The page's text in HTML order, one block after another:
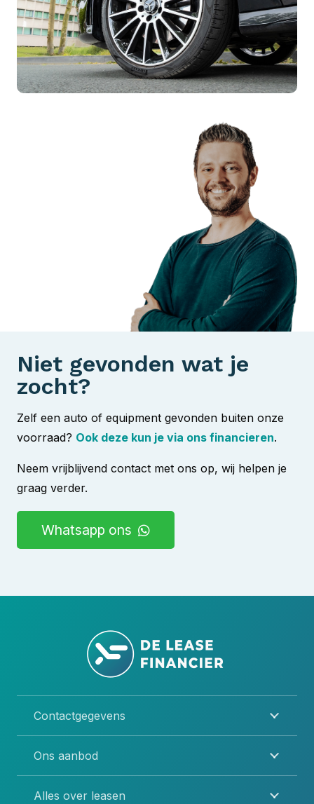
Niet gevonden wat je
zocht?
Zelf een auto of equipment gevonden buiten onze
voorraad? Ook deze kun je via ons financieren.
Neem vrijblijvend contact met ons op, wij helpen je
graag verder.
Whatsapp ons
Contactgegevens
Ons aanbod
Alles over leasen